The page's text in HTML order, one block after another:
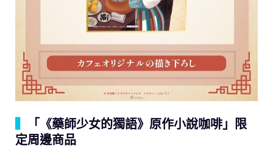
「《藥師少女的獨語》原作小說咖啡」限
定周邊商品